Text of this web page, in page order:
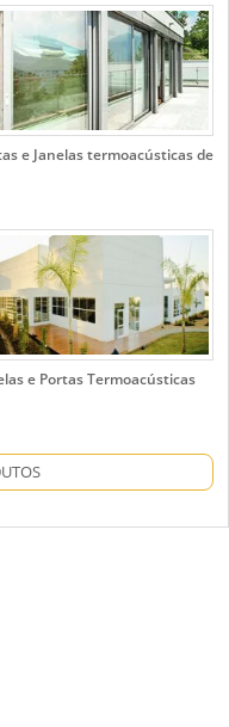
e Janelas termoacústicas de
e Portas Termoacústicas